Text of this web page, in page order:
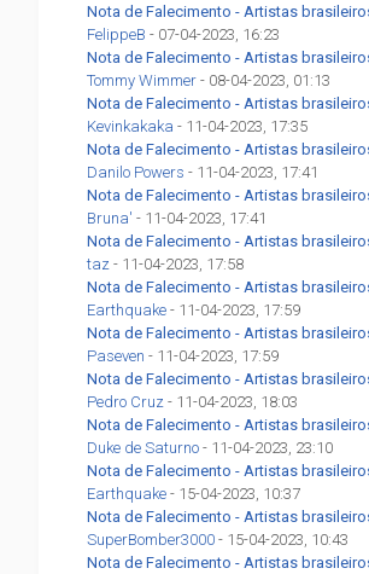
Nota de Falecimento - Artistas
FelippeB - 07-04-2023, 16:23
Nota de Falecimento - Artistas
Tommy Wimmer - 08-04-2023, 01:13
Nota de Falecimento - Artistas
Kevinkakaka - 11-04-2023, 17:35
Nota de Falecimento - Artistas
Danilo Powers - 11-04-2023, 17:41
Nota de Falecimento - Artistas
Bruna' - 11-04-2023, 17:41
Nota de Falecimento - Artistas
taz - 11-04-2023, 17:58
Nota de Falecimento - Artistas
Earthquake - 11-04-2023, 17:59
Nota de Falecimento - Artistas
Paseven - 11-04-2023, 17:59
Nota de Falecimento - Artistas
Pedro Cruz - 11-04-2023, 18:03
Nota de Falecimento - Artistas
Duke de Saturno - 11-04-2023, 23:10
Nota de Falecimento - Artistas
Earthquake - 15-04-2023, 10:37
Nota de Falecimento - Artistas
SuperBomber3000 - 15-04-2023, 10:43
Nota de Falecimento - Artistas